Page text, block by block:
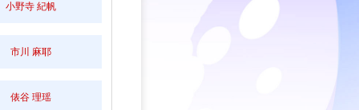
小野寺 紀帆
市川 麻耶
俵谷 理瑶